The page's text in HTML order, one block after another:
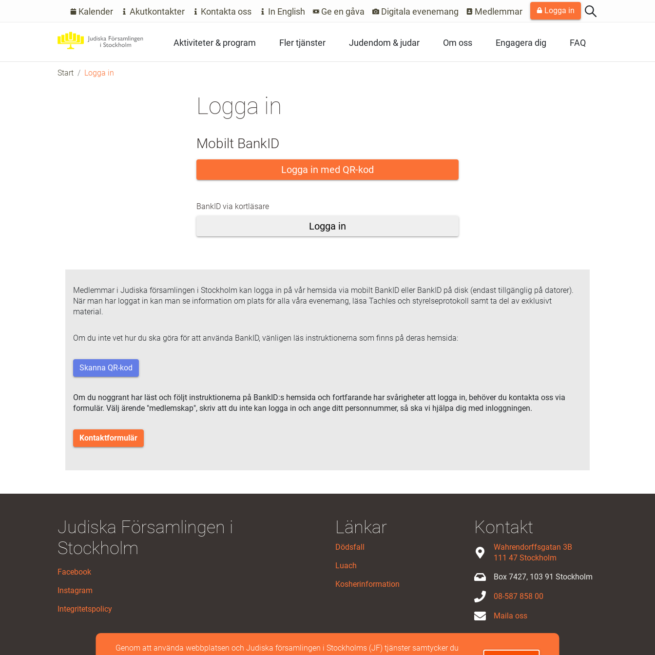
Kalender Akutkontakter Kontakta oss In English Ge en gåva Digitala evenemang Medlemmar Logga in
Aktiviteter & program Fler tjänster Judendom & judar Om oss Engagera dig FAQ
Start Logga in
Logga in
Mobilt BankID
Logga in med QR-kod
BankID via kortläsare
Logga in
Medlemmar i Judiska församlingen i Stockholm kan logga in på vår hemsida via mobilt BankID eller BankID på disk (endast tillgänglig på datorer).
När man har loggat in kan man se information om plats för alla våra evenemang, läsa Tachles och styrelseprotokoll samt ta del av exklusivt
material.
Om du inte vet hur du ska göra för att använda BankID, vänligen läs instruktionerna som finns på deras hemsida:
Skanna QR-kod
Om du noggrant har läst och följt instruktionerna på BankID:s hemsida och fortfarande har svårigheter att logga in, behöver du kontakta oss via
formulär. Välj ärende "medlemskap", skriv att du inte kan logga in och ange ditt personnummer, så ska vi hjälpa dig med inloggningen.
Kontaktformulär
Judiska Församlingen i
Stockholm
Facebook
Instagram
Integritetspolicy
Länkar
Dödsfall
Luach
Kosherinformation
Kontakt
Wahrendorffsgatan 3B
111 47 Stockholm
Box 7427, 103 91 Stockholm
08-587 858 00
Maila oss
Genom att använda webbplatsen och Judiska församlingen i Stockholms (JF) tjänster samtycker du